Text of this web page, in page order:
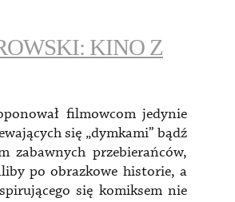
KINO Z
filmowcom jedynie
się „dymkami” bądź
zabawnych przebierańców,
po obrazkowe historie, a
się komiksem nie